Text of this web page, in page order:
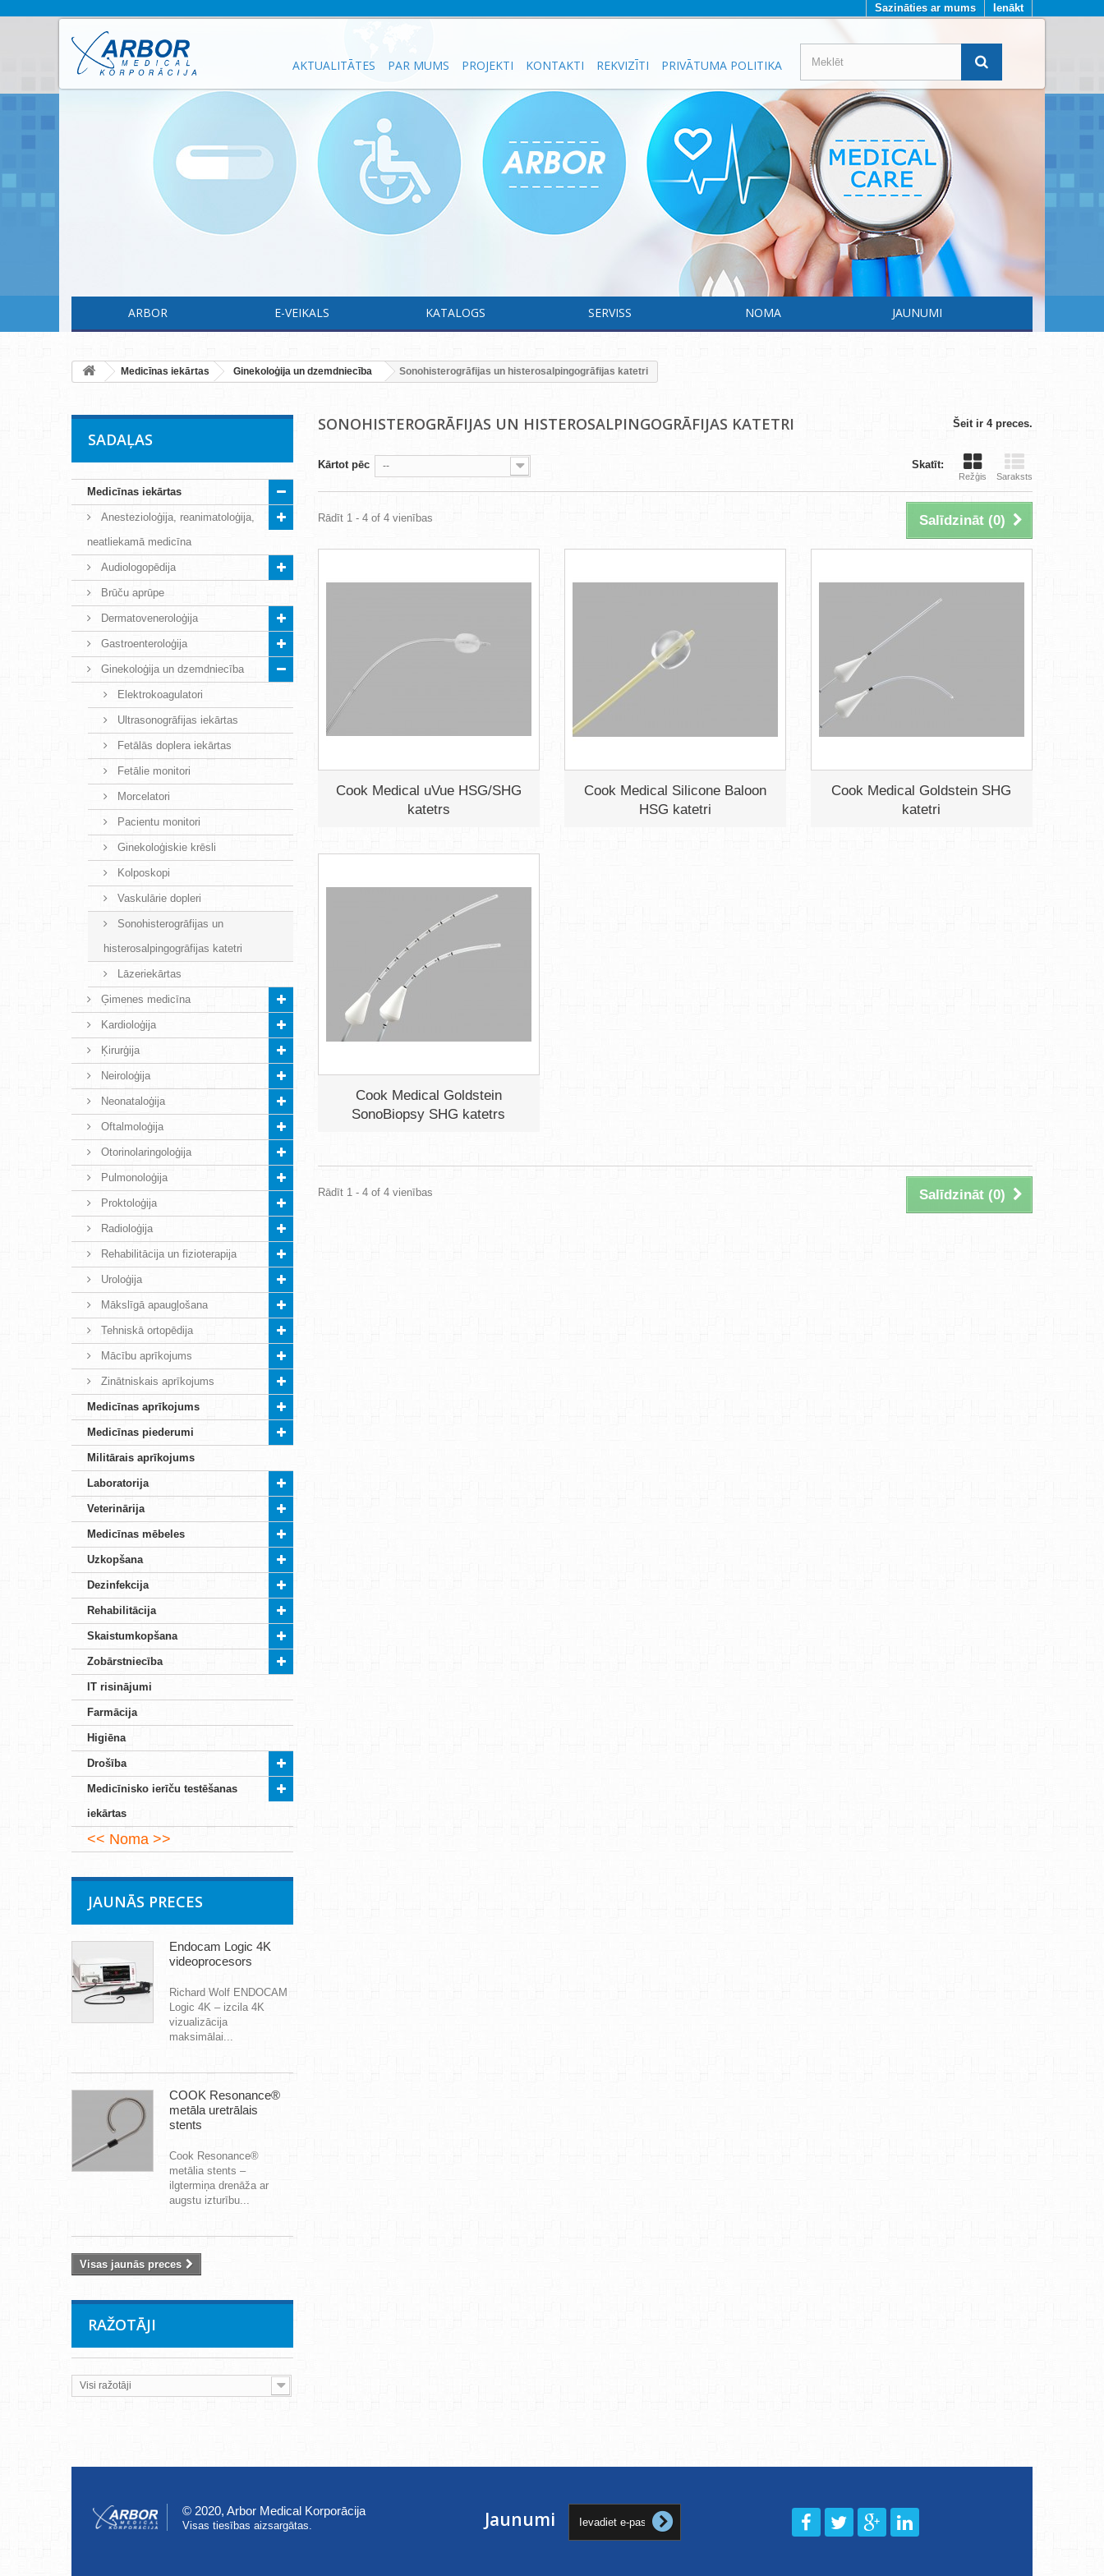
Ienākt
Sazināties ar mums
AKTUALITĀTES PAR MUMS PROJEKTI KONTAKTI REKVIZĪTI PRIVĀTUMA POLITIKA
ARBOR E-VEIKALS KATALOGS SERVISS NOMA JAUNUMI
Medicīnas iekārtas Ginekoloģija un dzemdniecība Sonohisterogrāfijas un histerosalpingogrāfijas katetri
SADAĻAS
Medicīnas iekārtas
Anestezioloģija, reanimatoloģija,
neatliekamā medicīna
Audiologopēdija
Brūču aprūpe
Dermatoveneroloģija
Gastroenteroloģija
Ginekoloģija un dzemdniecība
Elektrokoagulatori
Ultrasonogrāfijas iekārtas
Fetālās doplera iekārtas
Fetālie monitori
Morcelatori
Pacientu monitori
Ginekoloģiskie krēsli
Kolposkopi
Vaskulārie dopleri
Sonohisterogrāfijas un
histerosalpingogrāfijas katetri
Lāzeriekārtas
Ģimenes medicīna
Kardioloģija
Ķirurģija
Neiroloģija
Neonataloģija
Oftalmoloģija
Otorinolaringoloģija
Pulmonoloģija
Proktoloģija
Radioloģija
Rehabilitācija un fizioterapija
Uroloģija
Mākslīgā apaugļošana
Tehniskā ortopēdija
Mācību aprīkojums
Zinātniskais aprīkojums
Medicīnas aprīkojums
Medicīnas piederumi
Militārais aprīkojums
Laboratorija
Veterinārija
Medicīnas mēbeles
Uzkopšana
Dezinfekcija
Rehabilitācija
Skaistumkopšana
Zobārstniecība
IT risinājumi
Farmācija
Higiēna
Drošība
Medicīnisko ierīču testēšanas
iekārtas
Noma
JAUNĀS PRECES
Endocam Logic 4K
videoprocesors
Richard Wolf ENDOCAM
Logic 4K – izcila 4K
vizualizācija
maksimālai...
COOK Resonance®
metāla uretrālais
stents
Cook Resonance®
metālia stents –
ilgtermiņa drenāža ar
augstu izturību...
Visas jaunās preces
RAŽOTĀJI
Visi ražotāji
SONOHISTEROGRĀFIJAS UN HISTEROSALPINGOGRĀFIJAS KATETRI Šeit ir 4 preces.
Skatīt:
Režģis Saraksts
Kārtot pēc --
Salīdzināt (0)
Rādīt 1 - 4 of 4 vienības
Cook Medical uVue HSG/SHG
katetrs
Cook Medical Silicone Baloon
HSG katetri
Cook Medical Goldstein SHG
katetri
Cook Medical Goldstein
SonoBiopsy SHG katetrs
Salīdzināt (0)
Rādīt 1 - 4 of 4 vienības
© 2020, Arbor Medical Korporācija
Visas tiesības aizsargātas. Jaunumi